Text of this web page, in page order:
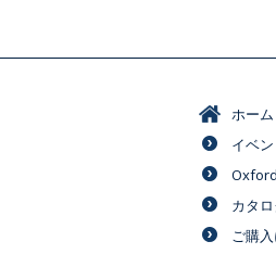
ホーム
イベ
カタ
ご購